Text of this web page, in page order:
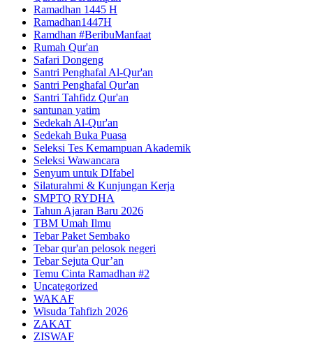
Ramadhan 1445 H
Ramadhan1447H
Ramdhan #BeribuManfaat
Rumah Qur'an
Safari Dongeng
Santri Penghafal Al-Qur'an
Santri Penghafal Qur'an
Santri Tahfidz Qur'an
santunan yatim
Sedekah Al-Qur'an
Sedekah Buka Puasa
Seleksi Tes Kemampuan Akademik
Seleksi Wawancara
Senyum untuk DIfabel
Silaturahmi & Kunjungan Kerja
SMPTQ RYDHA
Tahun Ajaran Baru 2026
TBM Umah Ilmu
Tebar Paket Sembako
Tebar qur'an pelosok negeri
Tebar Sejuta Qur’an
Temu Cinta Ramadhan #2
Uncategorized
WAKAF
Wisuda Tahfizh 2026
ZAKAT
ZISWAF